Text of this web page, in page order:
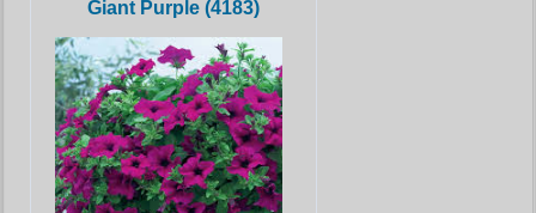
Giant Purple (4183)